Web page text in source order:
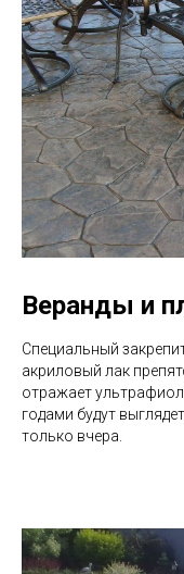
Веранды и
Специальный
акриловый лак
отражает
годами будут
только вчера.